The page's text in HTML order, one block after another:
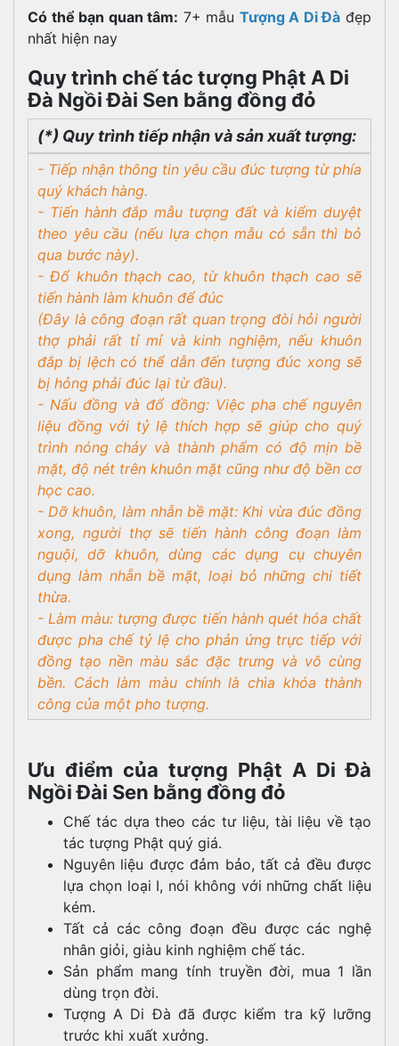
Có thể bạn quan tâm: 7+ mẫu TượngA Di Đà đẹp
nhất hiện nay
Quy trình chế tác tượng Phật A Di
Đà Ngồi Đài Sen bằng đồng đỏ
(*) Quy trình tiếp nhận và sản xuất tượng:
- Tiếp nhận thông tin yêu cầu đúc tượng từ phía
quý khách hàng.
- Tiến hành đắp mẫu tượng đất và kiểm duyệt
theo yêu cầu (nếu lựa chọn mẫu có sẵn thì bỏ
qua bước này).
- Đổ khuôn thạch cao, từ khuôn thạch cao sẽ
tiến hành làm khuôn để đúc
(Đây là công đoạn rất quan trọng đòi hỏi người
thợ phải rất tỉ mỉ và kinh nghiệm, nếu khuôn
đắp bị lệch có thể dẫn đến tượng đúc xong sẽ
bị hỏng phải đúc lại từ đầu).
- Nấu đồng và đổ đồng: Việc pha chế nguyên
liệu đồng với tỷ lệ thích hợp sẽ giúp cho quý
trình nóng chảy và thành phẩm có độ mịn bề
mặt, độ nét trên khuôn mặt cũng như độ bền cơ
học cao.
- Dỡ khuôn, làm nhẫn bề mặt: Khi vừa đúc đồng
xong, người thợ sẽ tiến hành công đoạn làm
nguội, dỡ khuôn, dùng các dụng cụ chuyên
dụng làm nhẵn bề mặt, loại bỏ những chi tiết
thừa.
- Làm màu: tượng được tiến hành quét hóa chất
được pha chế tỷ lệ cho phản ứng trực tiếp với
đồng tạo nền màu sắc đặc trưng và vô cùng
bền. Cách làm màu chính là chìa khóa thành
công của một pho tượng.
Ưu điểm của tượng Phật A Di Đà
Ngồi Đài Sen bằng đồng đỏ
Chế tác dựa theo các tư liệu, tài liệu về tạo
tác tượng Phật quý giá.
Nguyên liệu được đảm bảo, tất cả đều được
lựa chọn loại I, nói không với những chất liệu
kém.
Tất cả các công đoạn đều được các nghệ
nhân giỏi, giàu kinh nghiệm chế tác.
Sản phẩm mang tính truyền đời, mua 1 lần
dùng trọn đời.
Tượng A Di Đà đã được kiểm tra kỹ lưỡng
trước khi xuất xưởng.